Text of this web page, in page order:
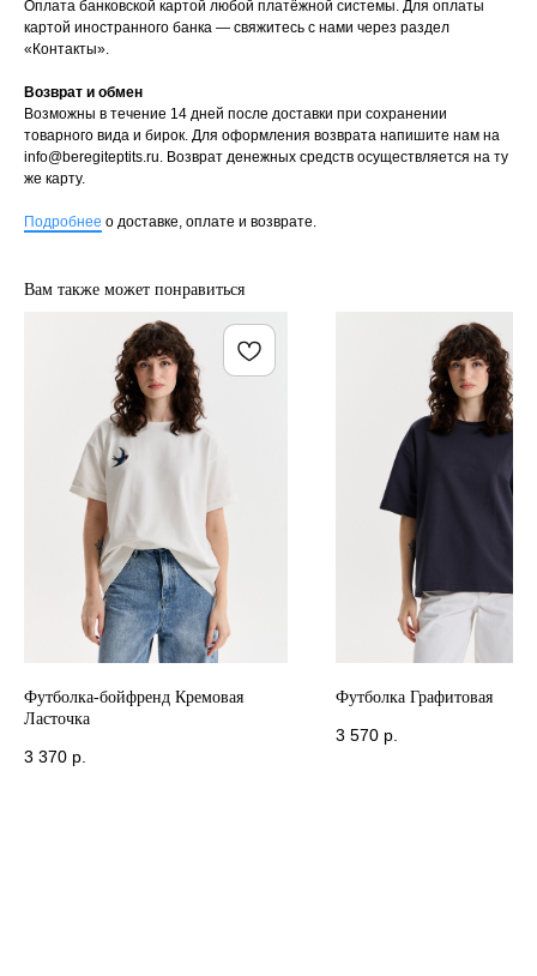
Оплата банковской картой любой платёжной системы. Для оплаты
картой иностранного банка — свяжитесь с нами через раздел
«Контакты».
Возврат и обмен
Возможны в течение 14 дней после доставки при сохранении
товарного вида и бирок. Для оформления возврата напишите нам на
info@beregiteptits.ru. Возврат денежных средств осуществляется на ту
же карту.
Подробнее о доставке, оплате и возврате.
Вам также может понравиться
Футболка-бойфренд Кремовая
Ласточка
3 370 р.
Футболка Графитовая
3 570 р.